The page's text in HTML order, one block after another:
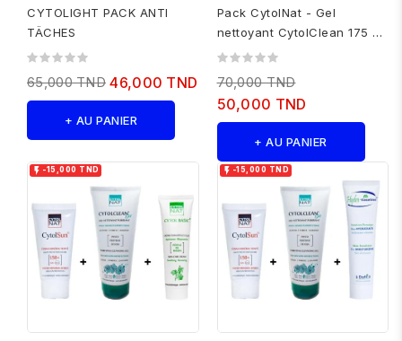
CYTOLIGHT PACK ANTI
TÄCHES
65,000 TND 46,000 TND
+ AU PANIER
Pack CytolNat - Gel
nettoyant CytolClean 175 ml
+ Ecran Minéral teinté
70,000 TND
50,000 TND
+ AU PANIER
 -15,000 TND  -15,000 TND